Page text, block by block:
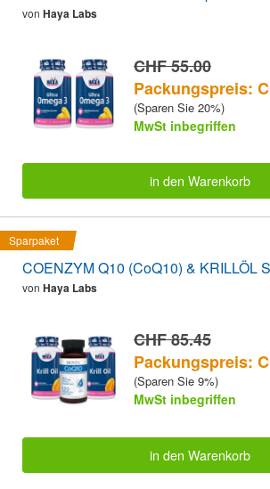
von Haya Labs
CHF 55.00
Packungspreis:
(Sparen Sie 20%)
MwSt inbegriffen
in den Warenkorb
Sparpaket
COENZYM Q10 (CoQ10) & KRILLÖL
von Haya Labs
CHF 85.45
Packungspreis:
(Sparen Sie 9%)
MwSt inbegriffen
in den Warenkorb